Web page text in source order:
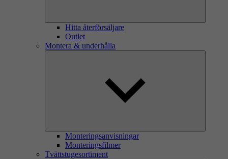
Hitta återförsäljare
Outlet
Montera & underhålla
Monteringsanvisningar
Monteringsfilmer
Tvättstugesortiment